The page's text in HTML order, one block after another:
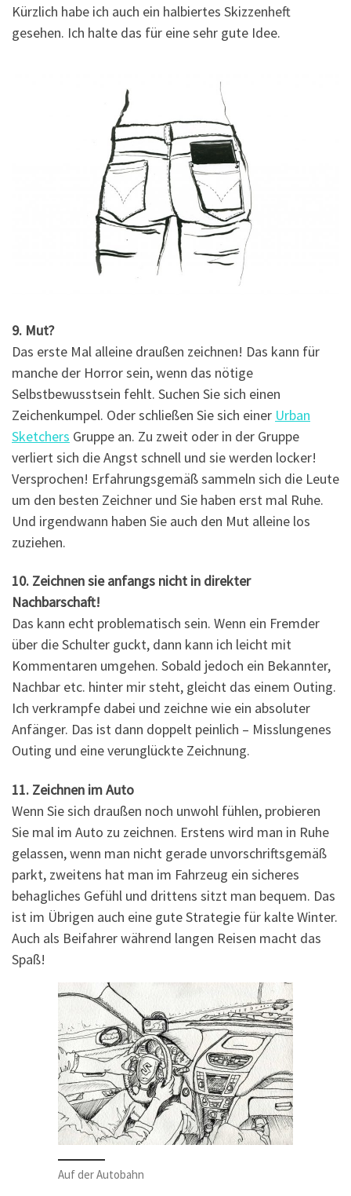
Kürzlich habe ich auch ein halbiertes Skizzenheft
gesehen. Ich halte das für eine sehr gute Idee.
9. Mut?
Das erste Mal alleine draußen zeichnen! Das kann für
manche der Horror sein, wenn das nötige
Selbstbewusstsein fehlt. Suchen Sie sich einen
Zeichenkumpel. Oder schließen Sie sich einer Urban
Sketchers Gruppe an. Zu zweit oder in der Gruppe
verliert sich die Angst schnell und sie werden locker!
Versprochen! Erfahrungsgemäß sammeln sich die Leute
um den besten Zeichner und Sie haben erst mal Ruhe.
Und irgendwann haben Sie auch den Mut alleine los
zuziehen.
10. Zeichnen sie anfangs nicht in direkter
Nachbarschaft!
Das kann echt problematisch sein. Wenn ein Fremder
über die Schulter guckt, dann kann ich leicht mit
Kommentaren umgehen. Sobald jedoch ein Bekannter,
Nachbar etc. hinter mir steht, gleicht das einem Outing.
Ich verkrampfe dabei und zeichne wie ein absoluter
Anfänger. Das ist dann doppelt peinlich – Misslungenes
Outing und eine verunglückte Zeichnung.
11. Zeichnen im Auto
Wenn Sie sich draußen noch unwohl fühlen, probieren
Sie mal im Auto zu zeichnen. Erstens wird man in Ruhe
gelassen, wenn man nicht gerade unvorschriftsgemäß
parkt, zweitens hat man im Fahrzeug ein sicheres
behagliches Gefühl und drittens sitzt man bequem. Das
ist im Übrigen auch eine gute Strategie für kalte Winter.
Auch als Beifahrer während langen Reisen macht das
Spaß!
Auf der Autobahn